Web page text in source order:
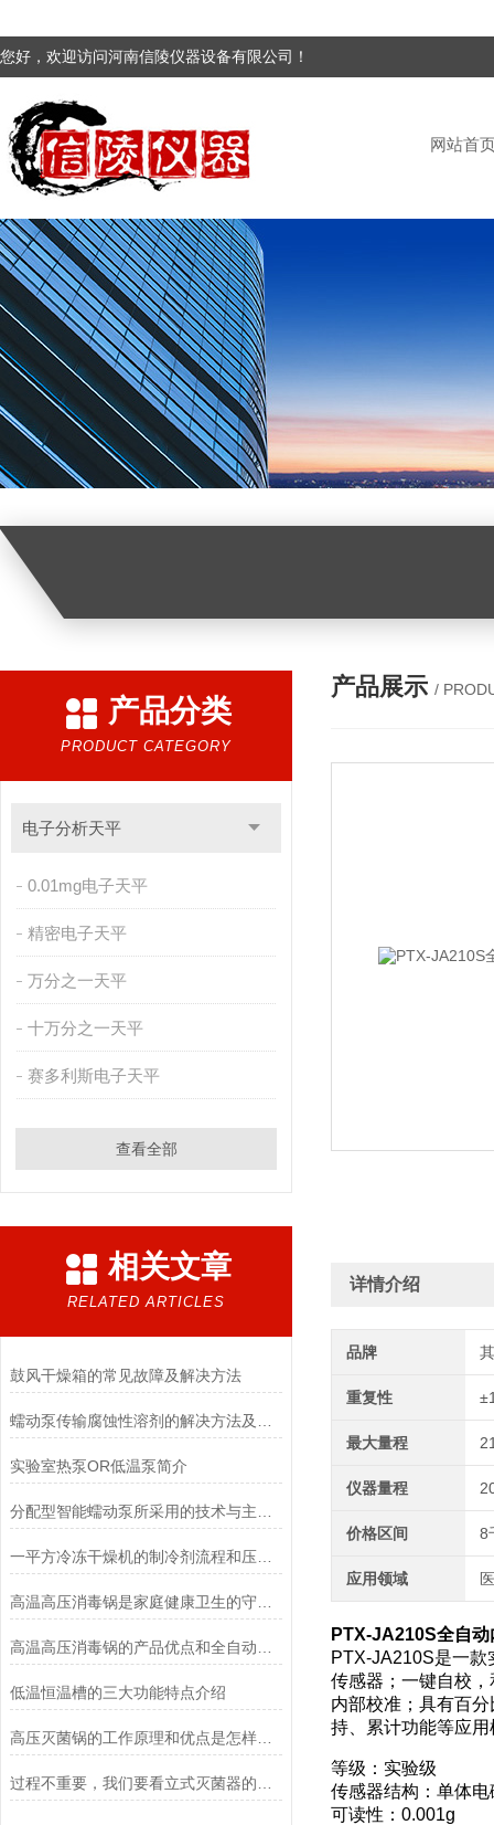
您好，欢迎访问河南信陵仪器设备有限公司！
网站首
产品分类
PRODUCT CATEGORY
电子分析天平
0.01mg电子天平
精密电子天平
万分之一天平
十万分之一天平
赛多利斯电子天平
查看全部
相关文章
RELATED ARTICLES
鼓风干燥箱的常见故障及解决方法
实验室热泵OR低温泵简介
一平方冷冻干燥机的制冷剂流程和压缩空气流程
低温恒温槽的三大功能特点介绍
高压灭菌锅的工作原理和优点是怎样的？
产品展示 /
详情介绍
品牌
重复性
最大量程
仪器量程
价格区间 8
应用领域
PTX-JA210S全自
PTX-JA210S是一
传感器；一键自校
内部校准；具有百
持、累计功能等应用
等级：实验级
传感器结构：单体
可读性：0.001g